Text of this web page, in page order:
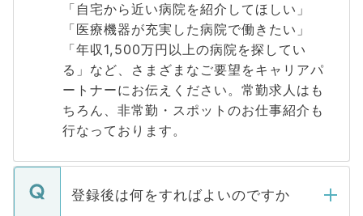
「自宅から近い病院を紹介してほしい」
「医療機器が充実した病院で働きたい」
「年収1,500万円以上の病院を探してい
る」など、さまざまなご要望をキャリアパ
ートナーにお伝えください。常勤求人はも
ちろん、非常勤・スポットのお仕事紹介も
行なっております。
登録後は何をすればよいのですか